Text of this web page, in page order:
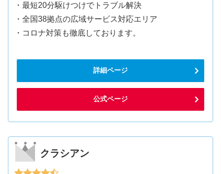
・最短20分駆けつけでトラブル解決
・全国38拠点の広域サービス対応エリア
・コロナ対策も徹底しております。
詳細ページ
公式ページ
クラシアン